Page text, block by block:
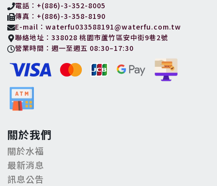
電話：+(886)-3-352-8005
傳真：+(886)-3-358-8190
E-mail：waterfu033588191@waterfu.com.tw
聯絡地址：338028 桃園市蘆竹區安中街9巷2號
營業時間：週一至週五 08:30–17:30
關於我們
關於水福
最新消息
訊息公告